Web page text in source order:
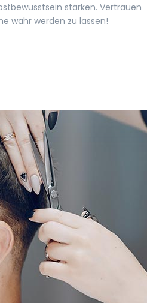
stärken. Vertrauen
wahr werden zu lassen!